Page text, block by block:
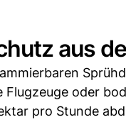
aus
oder
pro Stunde